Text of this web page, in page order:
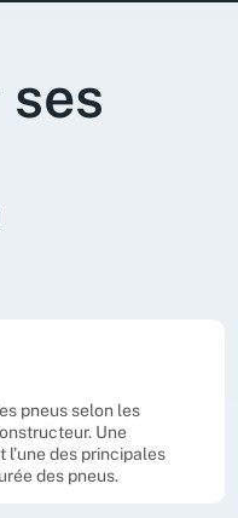
pneus selon les
Une
l’une des principales
des pneus.